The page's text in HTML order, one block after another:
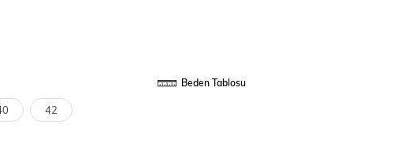
Beden Tablosu
42